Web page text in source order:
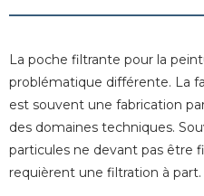
La poche filtrante pour la
problématique différente. La
est souvent une fabrication
des domaines techniques.
particules ne devant pas être
requièrent une filtration à part.